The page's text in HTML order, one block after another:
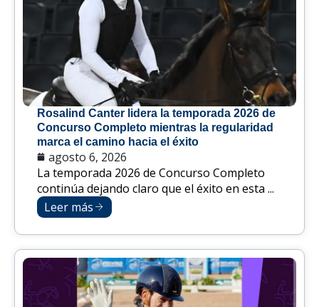
Rosalind Canter lidera la temporada 2026 de
Concurso Completo mientras la regularidad
marca el camino hacia el éxito
agosto 6, 2026
La temporada 2026 de Concurso Completo
continúa dejando claro que el éxito en esta ...
Leer más